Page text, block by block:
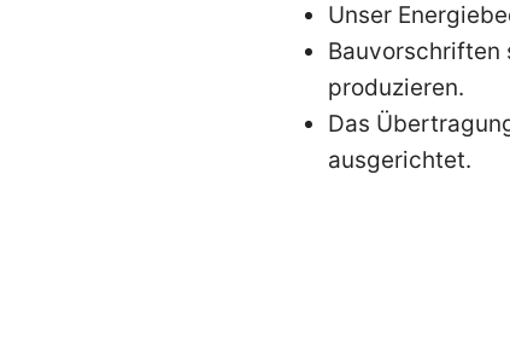
Unser
Bauvorschriften
produzieren.
Das
ausgerichtet.